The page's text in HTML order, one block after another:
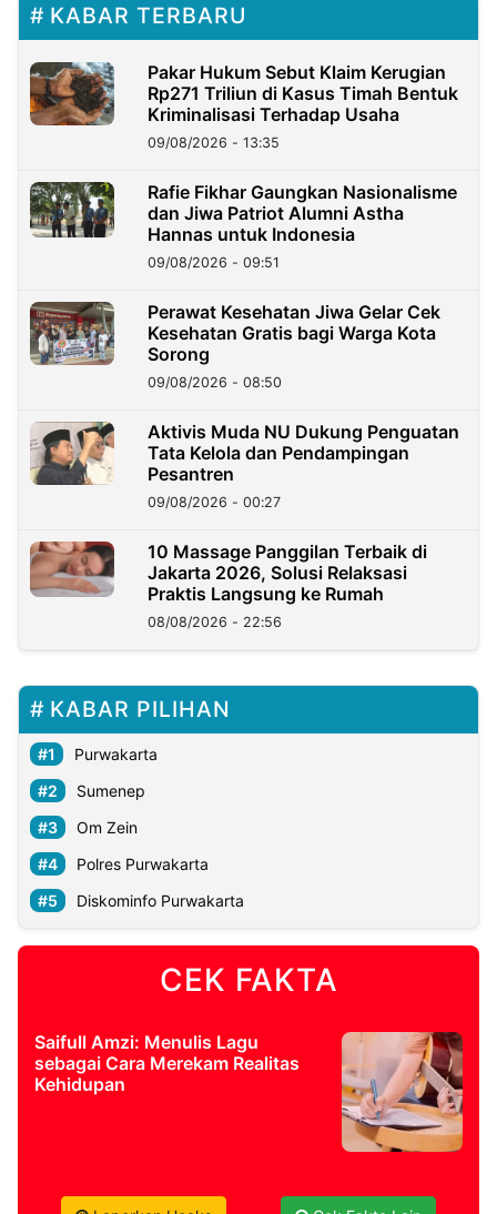
KABAR TERBARU
Pakar Hukum Sebut Klaim Kerugian
Rp271 Triliun di Kasus Timah Bentuk
Kriminalisasi Terhadap Usaha
09/08/2026 - 13:35
Rafie Fikhar Gaungkan Nasionalisme
dan Jiwa Patriot Alumni Astha
Hannas untuk Indonesia
09/08/2026 - 09:51
Perawat Kesehatan Jiwa Gelar Cek
Kesehatan Gratis bagi Warga Kota
Sorong
09/08/2026 - 08:50
Aktivis Muda NU Dukung Penguatan
Tata Kelola dan Pendampingan
Pesantren
09/08/2026 - 00:27
10 Massage Panggilan Terbaik di
Jakarta 2026, Solusi Relaksasi
Praktis Langsung ke Rumah
08/08/2026 - 22:56
KABAR PILIHAN
Purwakarta
Sumenep
Om Zein
Polres Purwakarta
Diskominfo Purwakarta
CEK FAKTA
Saifull Amzi: Menulis Lagu
sebagai Cara Merekam Realitas
Kehidupan